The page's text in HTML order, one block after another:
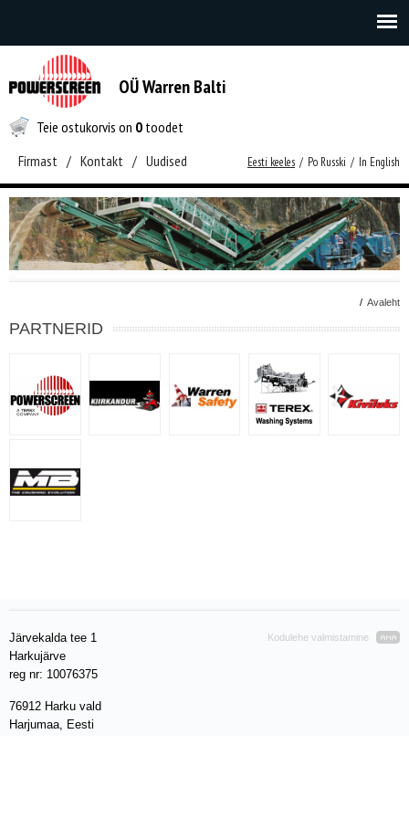
OÜ Warren Balti
Teie ostukorvis on 0 toodet
Firmast / Kontakt / Uudised Eesti keeles / Po Russki / In English
/ Avaleht
PARTNERID
Järvekalda tee 1
Harkujärve
reg nr: 10076375
76912 Harku vald
Harjumaa, Eesti
Kodulehe valmistamine